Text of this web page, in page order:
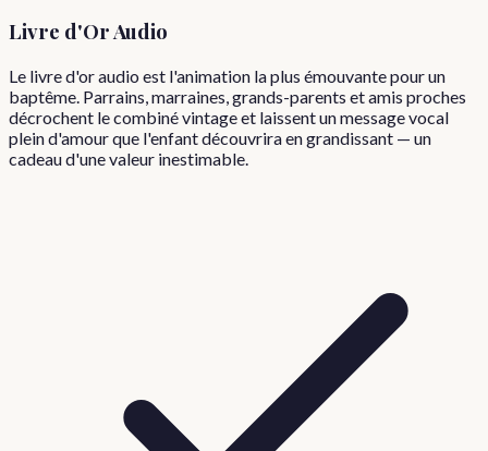
Livre d'Or Audio
Le livre d'or audio est l'animation la plus émouvante pour un
baptême. Parrains, marraines, grands-parents et amis proches
décrochent le combiné vintage et laissent un message vocal
plein d'amour que l'enfant découvrira en grandissant — un
cadeau d'une valeur inestimable.